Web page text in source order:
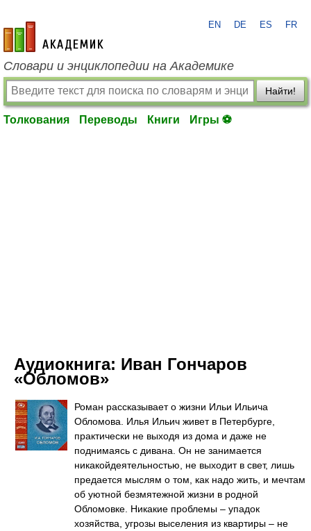
academic.ru
EN DE ES FR
Словари и энциклопедии на Академике
Найти!
Толкования Переводы Книги Игры ⚽
Аудиокнига: Иван Гончаров
«Обломов»
Роман рассказывает о жизни Ильи Ильича
Обломова. Илья Ильич живет в Петербурге,
практически не выходя из дома и даже не
поднимаясь с дивана. Он не занимается
никакойдеятельностью, не выходит в свет, лишь
предается мыслям о том, как надо жить, и мечтам
об уютной безмятежной жизни в родной
Обломовке. Никакие проблемы – упадок
хозяйства, угрозы выселения из квартиры – не